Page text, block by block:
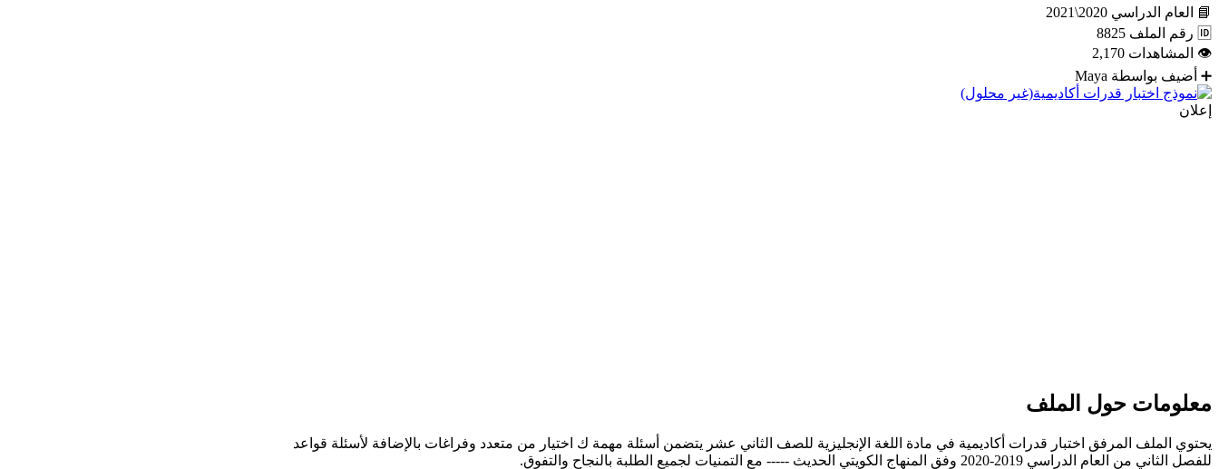
📘 العام الدراسي 2020\2021
🆔 رقم الملف 8825
👁 المشاهدات 2,170
➕ أضيف بواسطة Maya
إعلان
معلومات حول الملف
يحتوي الملف المرفق اختبار قدرات أكاديمية في مادة اللغة الإنجليزية للصف الثاني عشر يتضمن أسئلة مهمة ك اختيار من متعدد وفراغات بالإضافة لأسئلة قواعد
للفصل الثاني من العام الدراسي 2019-2020 وفق المنهاج الكويتي الحديث ----- مع التمنيات لجميع الطلبة بالنجاح والتفوق.